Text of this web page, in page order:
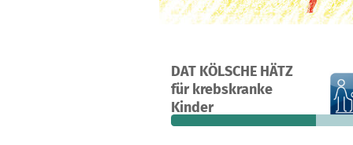
DAT KÖLSCHE HÄTZ
für krebskranke
Kinder
Ein Projekt in Köln, Deutschland
55
Spenden
68 %